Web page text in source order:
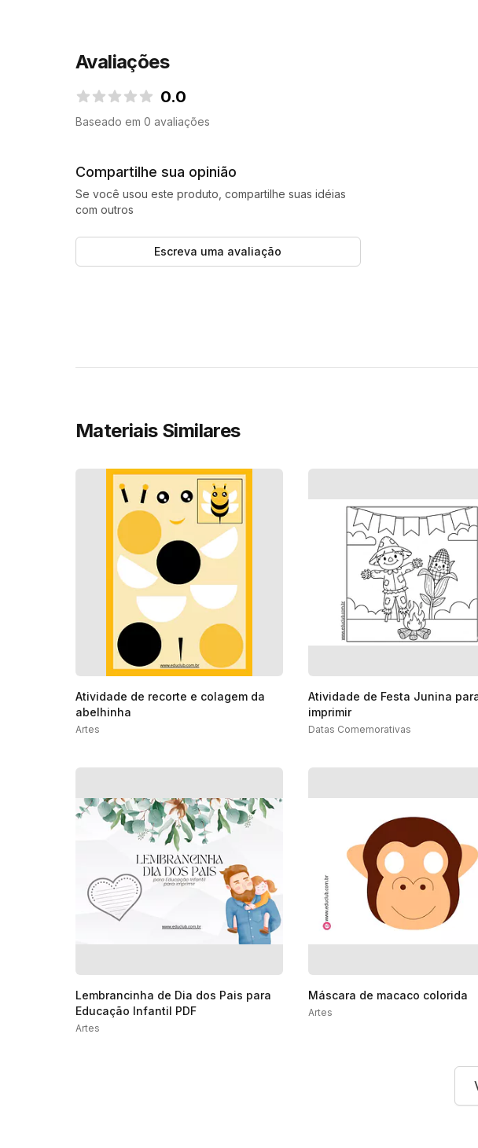
Avaliações
0.0
Baseado em 0 avaliações
Compartilhe sua opinião
Se você usou este produto, compartilhe suas idéias
com outros
Escreva uma avaliação
Materiais Similares
Atividade de recorte e colagem da
abelhinha
Artes
Atividade de Festa Junina
imprimir
Datas Comemorativas
Lembrancinha de Dia dos Pais para
Educação Infantil PDF
Artes
Máscara de macaco colorida
Artes